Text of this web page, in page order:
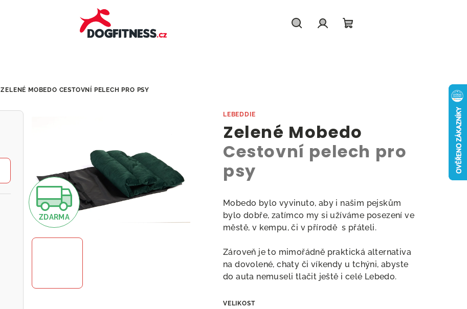
ZELENÉ MOBEDO CESTOVNÍ PELECH PRO PSY
LEBEDDIE
Zelené Mobedo
Cestovní pelech pro
psy
Mobedo bylo vyvinuto, aby i našim pejskům
bylo dobře, zatímco my si užíváme posezení ve
městě, v kempu, či v přírodě s přáteli.
Zároveň je to mimořádně praktická alternativa
na dovolené, chaty či víkendy u tchýni, abyste
do auta nemuseli tlačit ještě i celé Lebedo.
VELIKOST
Z
D
ZDARMA